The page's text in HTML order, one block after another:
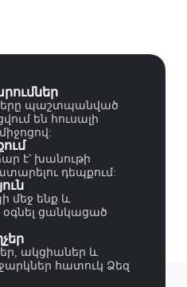
պաշտպանված
են հուսալի
է՝ խանութի
դեպքում:
մեջ ենք և
ցանկացած
ակցիաներ և
հատուկ Ձեզ